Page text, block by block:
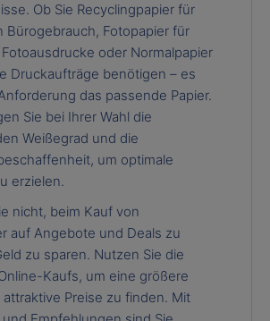
Ob Sie Recyclingpapier für
Bürogebrauch, Fotopapier für
oder Normalpapier
Druckaufträge benötigen – es
das passende Papier.
Sie bei Ihrer Wahl die
Weißegrad und die
um optimale
erzielen.
nicht, beim Kauf von
auf Angebote und Deals zu
zu sparen. Nutzen Sie die
Kaufs, um eine größere
Preise zu finden. Mit